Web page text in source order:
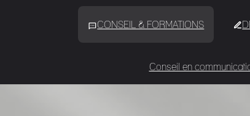
CONSEIL & FORMATIONS
Conseil en